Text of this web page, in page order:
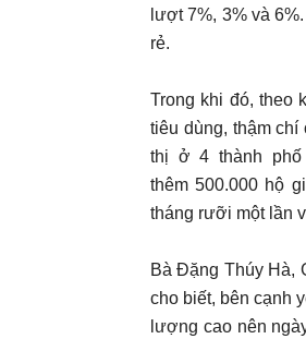
lượt 7%, 3% và
rẻ.
Trong khi đó, theo
tiêu dùng, thậm
thị ở 4 thành phố
thêm 500.000 hộ
tháng rưỡi một lần
Bà Đặng Thúy Hà,
cho biết, bên cạnh
lượng cao nên